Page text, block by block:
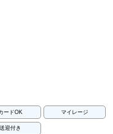
ードOK マイレージ
送迎付き